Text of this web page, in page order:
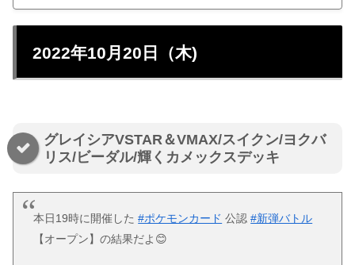
2022年10月20日（木)
グレイシアVSTAR＆VMAX/スイクン/ヨクバ
リス/ビーダル/輝くカメックスデッキ
本日19時に開催した#ポケモンカード 公認#新弾バトル
【オープン】の結果だよ😊